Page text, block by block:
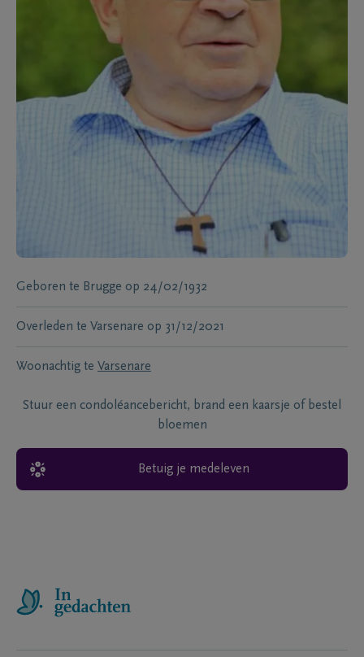
Geboren te Brugge op 24/02/1932
Overleden te Varsenare op 31/12/2021
Woonachtig te Varsenare
Stuur een condoléancebericht, brand een kaarsje of bestel
bloemen
Betuig je medeleven